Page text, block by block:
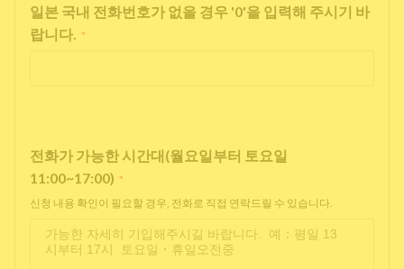
일본 국내 전화번호가 없을 경우 '0'을 입력해 주시기 바
랍니다. *
전화가 가능한 시간대(월요일부터 토요일
11:00~17:00) *
신청 내용 확인이 필요할 경우, 전화로 직접 연락드릴 수 있습니다.